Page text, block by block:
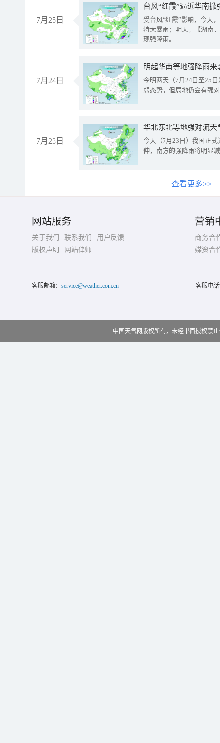
7月25日
台风“红霞”逼近华南
受台风“红霞”影响，今天
特大暴雨；明天，【湖南
现强降雨。
7月24日
明起华南等地强降雨
今明两天（7月24日至25
弱态势，但局地仍会有强
7月23日
华北东北等地强对流天
今天（7月23日）我国正
伸，南方的强降雨将明显
查看更多>>
网站服务
关于我们 联系我们
用户反馈
版权声明
网站律师
营销
商务合
媒资合
客服邮箱： service@weather.com.cn 客服电
中国天气网版权所有，未经书面授权